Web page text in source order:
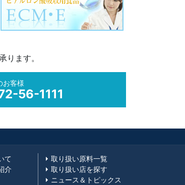
ります。
お客様
56-1111
て
介
取り扱い原料一覧
取り扱い店を探す
ニュース＆トピックス